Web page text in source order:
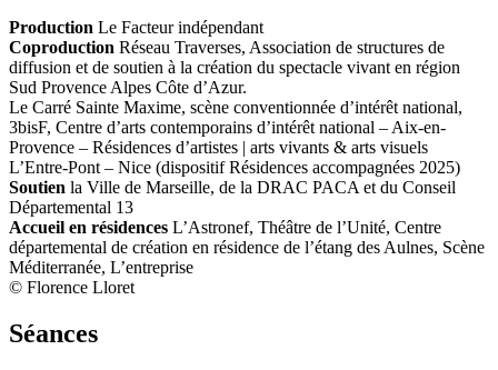
Production Le Facteur indépendant
Coproduction Réseau Traverses, Association de structures de
diffusion et de soutien à la création du spectacle vivant en région
Sud Provence Alpes Côte d’Azur.
Le Carré Sainte Maxime, scène conventionnée d’intérêt national,
3bisF, Centre d’arts contemporains d’intérêt national – Aix-en-
Provence – Résidences d’artistes | arts vivants & arts visuels
L’Entre-Pont – Nice (dispositif Résidences accompagnées 2025)
Soutien la Ville de Marseille, de la DRAC PACA et du Conseil
Départemental 13
Accueil en résidences L’Astronef, Théâtre de l’Unité, Centre
départemental de création en résidence de l’étang des Aulnes, Scène
Méditerranée, L’entreprise
© Florence Lloret
Séances